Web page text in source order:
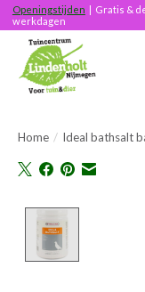
Openingstijden | Gratis &
werkdagen
Home / Ideal bathsalt